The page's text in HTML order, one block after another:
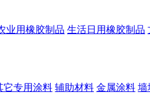
业用橡胶制品 生活日用橡胶制品
它专用涂料 辅助材料 金属涂料 墙